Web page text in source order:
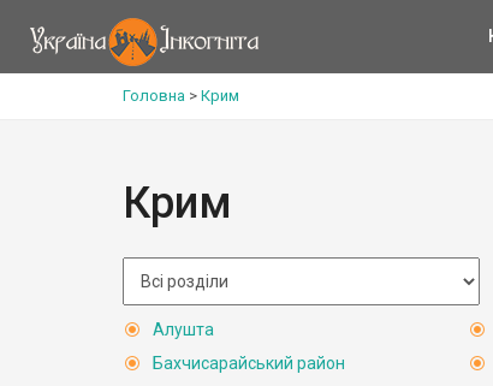
Головна > Крим
Крим
Алушта
Бахчисарайський район